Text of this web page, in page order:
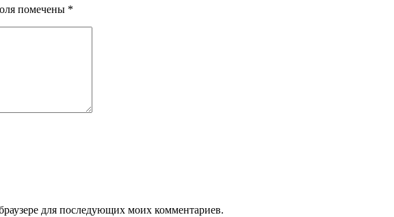
помечены *
для последующих моих комментариев.